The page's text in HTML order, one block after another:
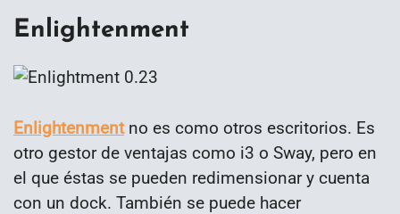
Enlightenment
Enlightenmentno es como otros escritorios. Es
otro gestor de ventajas como i3 o Sway, pero en
el que éstas se pueden redimensionar y cuenta
con un dock. También se puede hacer